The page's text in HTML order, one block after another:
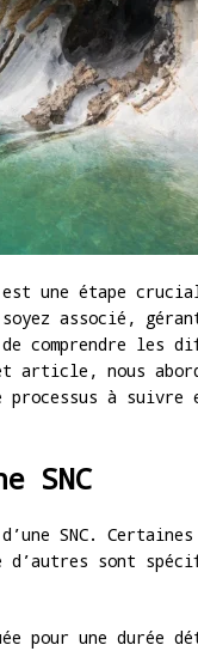
est une étape
associé,
comprendre les
article, nous
processus à suivre
SNC
SNC.
d’autres sont
une durée